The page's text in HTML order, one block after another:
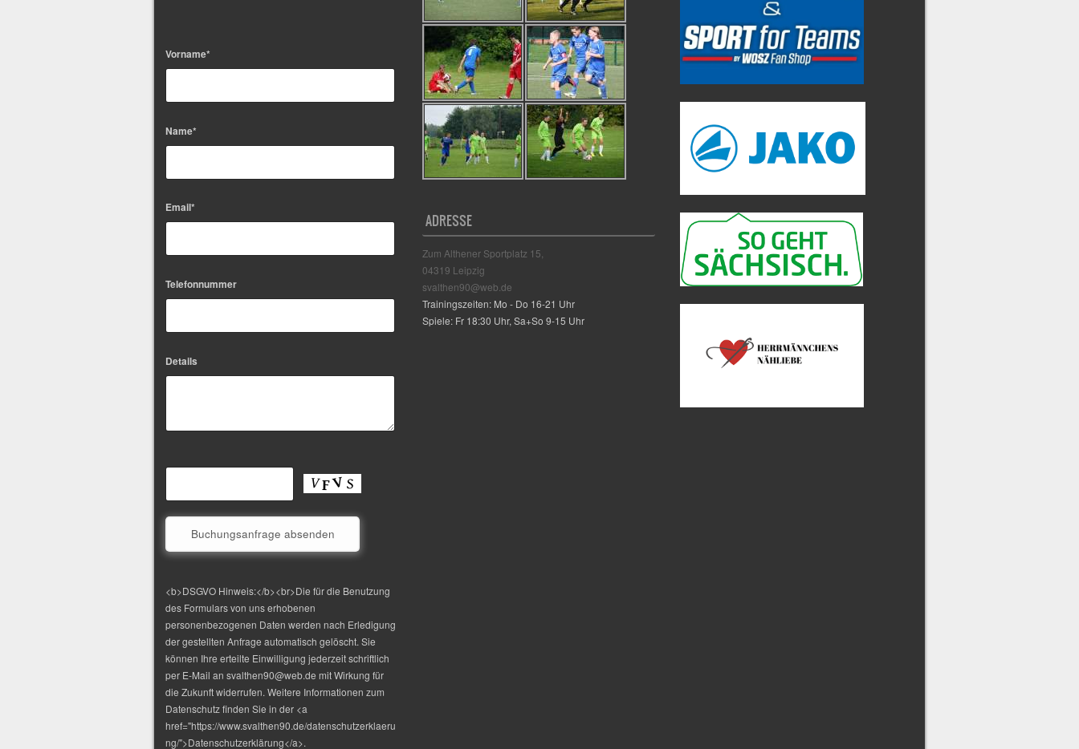
Vorname*
Name*
Email*
Telefonnummer
Details
<b>DSGVO Hinweis:</b><br>Die für die Benutzung
des Formulars von uns erhobenen
personenbezogenen Daten werden nach Erledigung
der gestellten Anfrage automatisch gelöscht. Sie
können Ihre erteilte Einwilligung jederzeit schriftlich
per E-Mail an svalthen90@web.de mit Wirkung für
die Zukunft widerrufen. Weitere Informationen zum
Datenschutz finden Sie in der <a
href="https://www.svalthen90.de/datenschutzerklaeru
ng/">Datenschutzerklärung</a>.
ADRESSE
Zum Althener Sportplatz 15,
04319 Leipzig
svalthen90@web.de
Trainingszeiten: Mo - Do 16-21 Uhr
Spiele: Fr 18:30 Uhr, Sa+So 9-15 Uhr